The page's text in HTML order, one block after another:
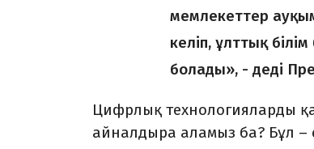
мемлекеттер
келіп, ұлттық
болады», - деді
Цифрлық технологияларды
айналдыра аламыз ба? Бұл –